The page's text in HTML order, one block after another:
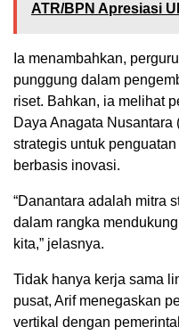
ATR/BPN Apresiasi
Ia menambahkan,
punggung dalam
riset. Bahkan, ia melihat
Daya Anagata
strategis untuk
berbasis inovasi.
“Danantara adalah mitra
dalam rangka
kita,” jelasnya.
Tidak hanya kerja sama
pusat, Arif menegaskan
vertikal dengan